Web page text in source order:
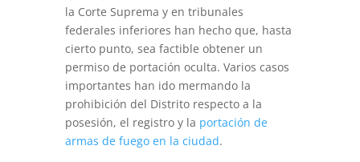
la Corte Suprema y en tribunales
federales inferiores han hecho que, hasta
cierto punto, sea factible obtener un
permiso de portación oculta. Varios casos
importantes han ido mermando la
prohibición del Distrito respecto a la
posesión, el registro y la portación de
armas de fuego en la ciudad.